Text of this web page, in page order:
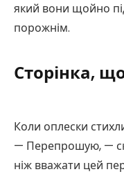
який вони щойно
порожнім.
Сторінка,
Коли оплески
— Перепрошую, —
ніж вважати цей